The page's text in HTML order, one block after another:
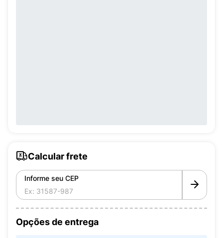
Calcular frete
Informe seu CEP
Opções de entrega